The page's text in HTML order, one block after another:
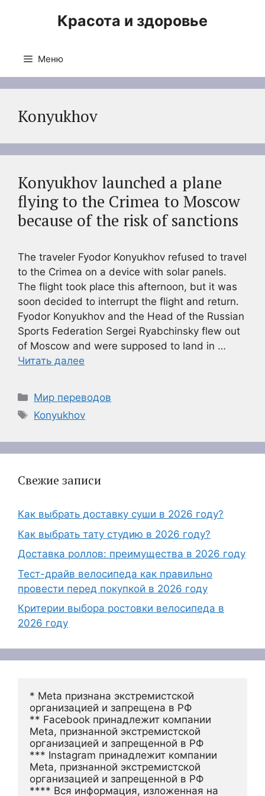
Красота и здоровье
Меню
Konyukhov
Konyukhov launched a plane
flying to the Crimea to Moscow
because of the risk of sanctions
The traveler Fyodor Konyukhov refused to travel
to the Crimea on a device with solar panels.
The flight took place this afternoon, but it was
soon decided to interrupt the flight and return.
Fyodor Konyukhov and the Head of the Russian
Sports Federation Sergei Ryabchinsky flew out
of Moscow and were supposed to land in …
Читать далее
Рубрики
Мир переводов
Метки
Konyukhov
Свежие записи
Как выбрать доставку суши в 2026 году?
Как выбрать тату студию в 2026 году?
Доставка роллов: преимущества в 2026 году
Тест-драйв велосипеда как правильно
провести перед покупкой в 2026 году
Критерии выбора ростовки велосипеда в
2026 году
* Meta признана экстремистской
организацией и запрещена в РФ
** Facebook принадлежит компании
Meta, признанной экстремистской
организацией и запрещенной в РФ
*** Instagram принадлежит компании
Meta, признанной экстремистской
организацией и запрещенной в РФ
**** Вся информация, изложенная на